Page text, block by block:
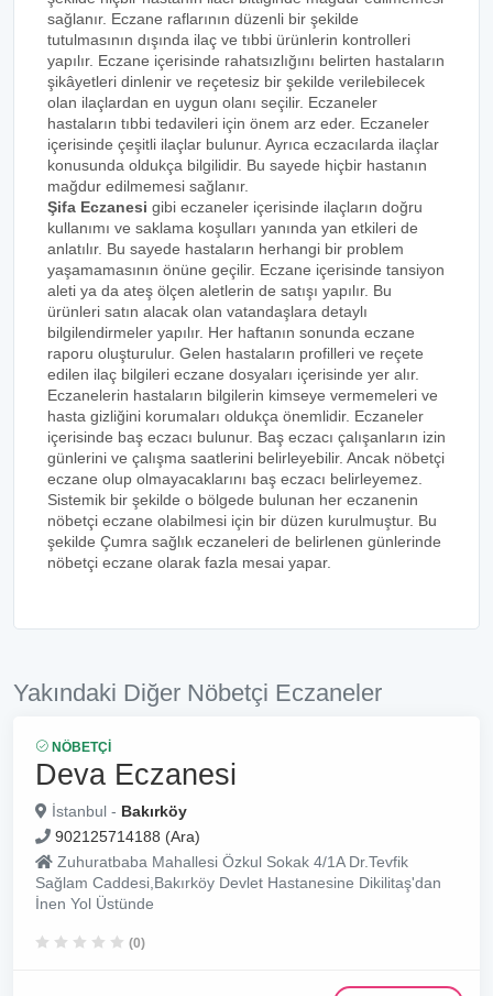
sağlanır. Eczane raflarının düzenli bir şekilde
tutulmasının dışında ilaç ve tıbbi ürünlerin kontrolleri
yapılır. Eczane içerisinde rahatsızlığını belirten hastaların
şikâyetleri dinlenir ve reçetesiz bir şekilde verilebilecek
olan ilaçlardan en uygun olanı seçilir. Eczaneler
hastaların tıbbi tedavileri için önem arz eder. Eczaneler
içerisinde çeşitli ilaçlar bulunur. Ayrıca eczacılarda ilaçlar
konusunda oldukça bilgilidir. Bu sayede hiçbir hastanın
mağdur edilmemesi sağlanır.
Şifa Eczanesi gibi eczaneler içerisinde ilaçların doğru
kullanımı ve saklama koşulları yanında yan etkileri de
anlatılır. Bu sayede hastaların herhangi bir problem
yaşamamasının önüne geçilir. Eczane içerisinde tansiyon
aleti ya da ateş ölçen aletlerin de satışı yapılır. Bu
ürünleri satın alacak olan vatandaşlara detaylı
bilgilendirmeler yapılır. Her haftanın sonunda eczane
raporu oluşturulur. Gelen hastaların profilleri ve reçete
edilen ilaç bilgileri eczane dosyaları içerisinde yer alır.
Eczanelerin hastaların bilgilerin kimseye vermemeleri ve
hasta gizliğini korumaları oldukça önemlidir. Eczaneler
içerisinde baş eczacı bulunur. Baş eczacı çalışanların izin
günlerini ve çalışma saatlerini belirleyebilir. Ancak nöbetçi
eczane olup olmayacaklarını baş eczacı belirleyemez.
Sistemik bir şekilde o bölgede bulunan her eczanenin
nöbetçi eczane olabilmesi için bir düzen kurulmuştur. Bu
şekilde Çumra sağlık eczaneleri de belirlenen günlerinde
nöbetçi eczane olarak fazla mesai yapar.
Yakındaki Diğer Nöbetçi Eczaneler
NÖBETÇI
Deva Eczanesi
İstanbul - Bakırköy
902125714188 (Ara)
Zuhuratbaba Mahallesi Özkul Sokak 4/1A Dr.Tevfik
Sağlam Caddesi,Bakırköy Devlet Hastanesine Dikilitaş'dan
İnen Yol Üstünde
(0)